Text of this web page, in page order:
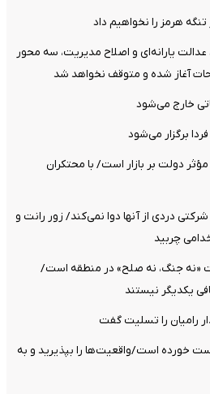
هرمز را نخواهیم داد
یارانه‌ای و اصلاح مدیریت، سه محور
آغاز شده و متوقف نخواهد شد
خارج می‌شود
برگزار می‌شود
مؤثر دولت بر بازار است/ با محتکران
دردی از آنها دوا نمی‌کند/ زور رانت و
چربید
«نه جنگ، نه صلح» در منطقه است/
یکدیگر نیستند
رامیان را تسلیت گفت
خورده است/واقعیت‌ها را بپذیرید و به